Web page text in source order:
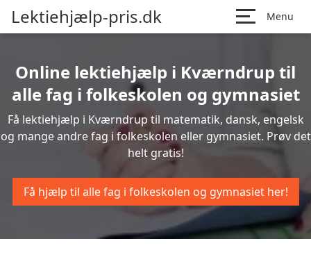
Lektiehjælp-pris.dk Menu
Online lektiehjælp i Kværndrup til
alle fag i folkeskolen og gymnasiet
Få lektiehjælp i Kværndrup til matematik, dansk, engelsk
og mange andre fag i folkeskolen eller gymnasiet. Prøv det
helt gratis!
Få hjælp til alle fag i folkeskolen og gymnasiet her!